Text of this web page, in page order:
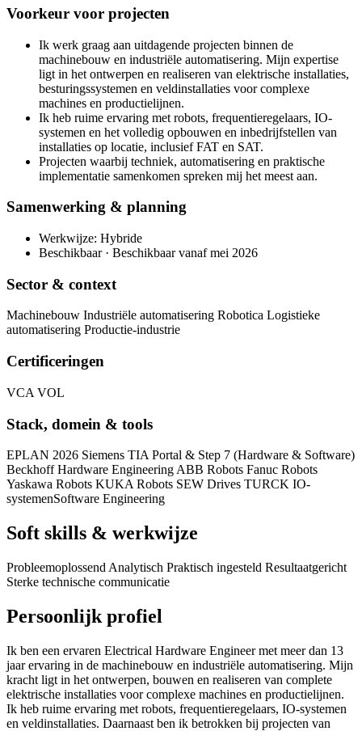
Voorkeur voor projecten
Ik werk graag aan uitdagende projecten binnen de
machinebouw en industriële automatisering. Mijn expertise
ligt in het ontwerpen en realiseren van elektrische installaties,
besturingssystemen en veldinstallaties voor complexe
machines en productielijnen.
Ik heb ruime ervaring met robots, frequentieregelaars, IO-
systemen en het volledig opbouwen en inbedrijfstellen van
installaties op locatie, inclusief FAT en SAT.
Projecten waarbij techniek, automatisering en praktische
implementatie samenkomen spreken mij het meest aan.
Samenwerking & planning
Werkwijze: Hybride
Beschikbaar · Beschikbaar vanaf mei 2026
Sector & context
Machinebouw Industriële automatisering Robotica Logistieke
automatisering Productie-industrie
Certificeringen
VCA VOL
Stack, domein & tools
EPLAN 2026 Siemens TIA Portal & Step 7 (Hardware & Software)
Beckhoff Hardware Engineering ABB Robots Fanuc Robots
Yaskawa Robots KUKA Robots SEW Drives TURCK IO-
systemenSoftware Engineering
Soft skills & werkwijze
Probleemoplossend Analytisch Praktisch ingesteld Resultaatgericht
Sterke technische communicatie
Persoonlijk profiel
Ik ben een ervaren Electrical Hardware Engineer met meer dan 13
jaar ervaring in de machinebouw en industriële automatisering. Mijn
kracht ligt in het ontwerpen, bouwen en realiseren van complete
elektrische installaties voor complexe machines en productielijnen.
Ik heb ruime ervaring met robots, frequentieregelaars, IO-systemen
en veldinstallaties. Daarnaast ben ik betrokken bij projecten van